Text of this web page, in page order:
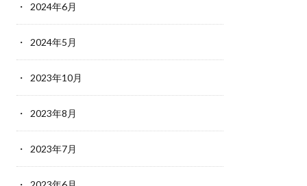
2024年6月
2024年5月
2023年10月
2023年8月
2023年7月